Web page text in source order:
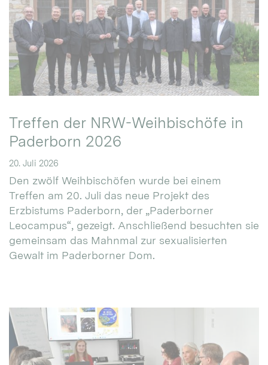
Treffen der NRW-Weihbischöfe in
Paderborn 2026
20. Juli 2026
Den zwölf Weihbischöfen wurde bei einem
Treffen am 20. Juli das neue Projekt des
Erzbistums Paderborn, der „Paderborner
Leocampus“, gezeigt. Anschließend besuchten sie
gemeinsam das Mahnmal zur sexualisierten
Gewalt im Paderborner Dom.